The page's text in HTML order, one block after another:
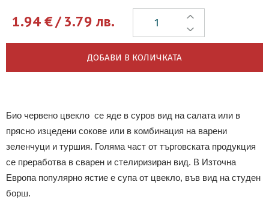
1.94€/3.79 лв.
ДОБАВИ В КОЛИЧКАТА
Био червено цвекло се яде в суров вид на салата или в
прясно изцедени сокове или в комбинация на варени
зеленчуци и туршия. Голяма част от търговската продукция
се преработва в сварен и стелиризиран вид. В Източна
Европа популярно ястие е супа от цвекло, във вид на студен
борш.